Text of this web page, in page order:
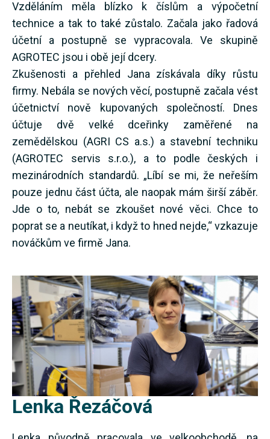
Vzděláním měla blízko k číslům a výpočetní
technice a tak to také zůstalo. Začala jako řadová
účetní a postupně se vypracovala. Ve skupině
AGROTEC jsou i obě její dcery.
Zkušenosti a přehled Jana získávala díky růstu
firmy. Nebála se nových věcí, postupně začala vést
účetnictví nově kupovaných společností. Dnes
účtuje dvě velké dceřinky zaměřené na
zemědělskou (AGRI CS a.s.) a stavební techniku
(AGROTEC servis s.r.o.), a to podle českých i
mezinárodních standardů. „Líbí se mi, že neřeším
pouze jednu část účta, ale naopak mám širší záběr.
Jde o to, nebát se zkoušet nové věci. Chce to
poprat se a neutíkat, i když to hned nejde,“ vzkazuje
nováčkům ve firmě Jana.
Lenka Řezáčová